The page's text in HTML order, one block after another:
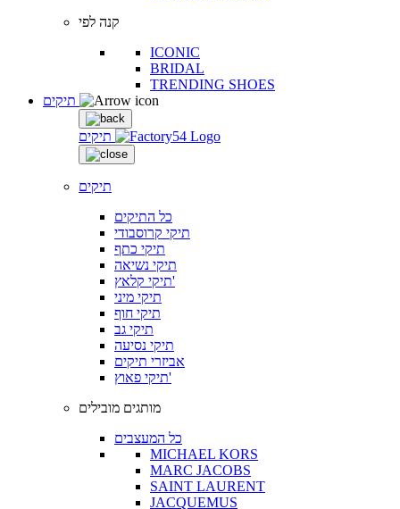
קנה לפי
ICONIC
BRIDAL
TRENDING SHOES
תיקים
תיקים
כל התיקים
תיקי קרוסבודי
תיקי כתף
תיקי נשיאה
תיקי קלאץ'
תיקי מיני
תיקי חוף
תיקי גב
תיקי נסיעה
אביזרי תיקים
תיקי פאוץ'
מותגים מובילים
כל המעצבים
MICHAEL KORS
MARC JACOBS
SAINT LAURENT
JACQUEMUS